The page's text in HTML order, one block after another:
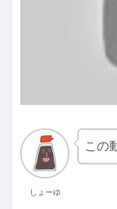
しょーゆ
この